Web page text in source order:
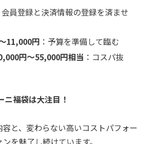
会員登録と決済情報の登録を済ませ
11,000円 ：予算を準備して臨む
円〜55,000円相当 ：コスパ抜
ニ福袋は大注目！
と、変わらない高いコストパフォー
を魅了し続けています。